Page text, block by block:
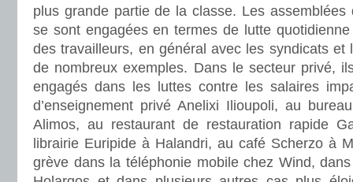
plus grande partie de la classe. Les assemblées
se sont engagées en termes de lutte
des travailleurs, en général avec les syndicats et
de nombreux exemples. Dans le secteur privé,
engagés dans les luttes contre les salaires
d’enseignement privé Anelixi Ilioupoli, au
Alimos, au restaurant de restauration rapide
librairie Euripide à Halandri, au café Scherzo à
grève dans la téléphonie mobile chez Wind,